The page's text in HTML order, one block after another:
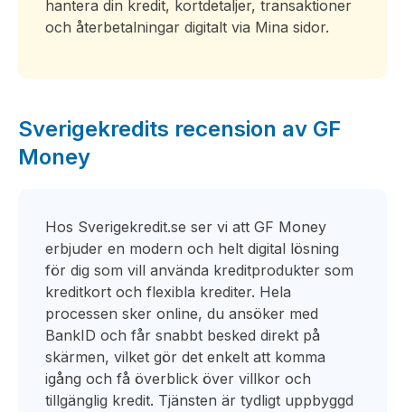
hantera din kredit, kortdetaljer, transaktioner
och återbetalningar digitalt via Mina sidor.
Sverigekredits recension av GF
Money
Hos Sverigekredit.se ser vi att GF Money
erbjuder en modern och helt digital lösning
för dig som vill använda kreditprodukter som
kreditkort och flexibla krediter. Hela
processen sker online, du ansöker med
BankID och får snabbt besked direkt på
skärmen, vilket gör det enkelt att komma
igång och få överblick över villkor och
tillgänglig kredit. Tjänsten är tydligt uppbyggd